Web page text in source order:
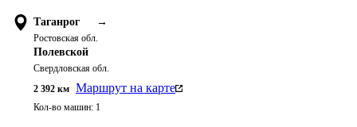
Таганрог →
Ростовская обл.
Полевской
Свердловская обл.
2 392 км Маршрут на карте
Кол-во машин: 1